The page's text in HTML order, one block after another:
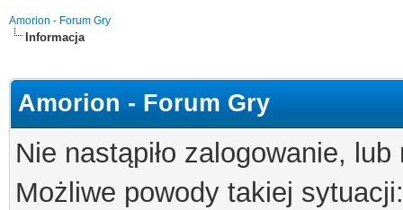
Amorion - Forum Gry
Informacja
Amorion - Forum Gry
Nie nastąpiło zalogowanie,
Możliwe powody takiej sytuacji: